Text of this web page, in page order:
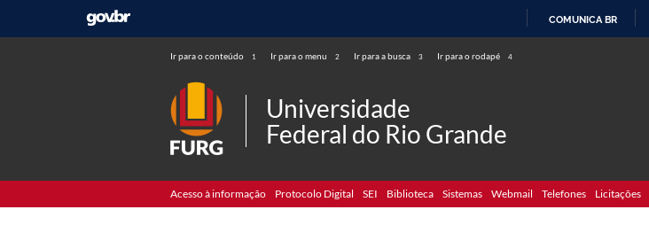
COMUNICA BR
Ir para o conteúdo 1 Ir para o menu 2 Ir para a busca 3 Ir para o rodapé 4
Universidade
Federal do Rio Grande
Acesso à informação Protocolo Digital SEI Biblioteca Sistemas Webmail Telefones Licitações